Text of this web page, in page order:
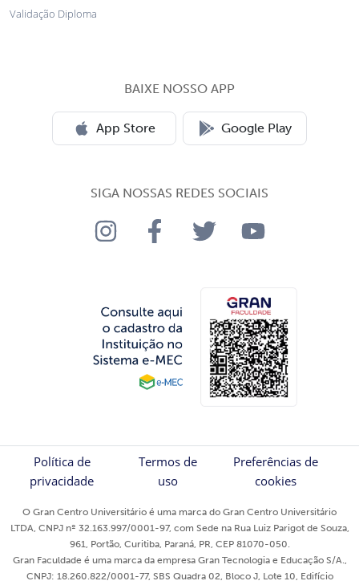
Validação Diploma
BAIXE NOSSO APP
App Store Google Play
SIGA NOSSAS REDES SOCIAIS
Política de
privacidade
Termos de
uso
Preferências de
cookies
O Gran Centro Universitário é uma marca do Gran Centro Universitário
LTDA, CNPJ nº 32.163.997/0001-97, com Sede na Rua Luiz Parigot de Souza,
961, Portão, Curitiba, Paraná, PR, CEP 81070-050.
Gran Faculdade é uma marca da empresa Gran Tecnologia e Educação S/A.,
CNPJ: 18.260.822/0001-77, SBS Quadra 02, Bloco J, Lote 10, Edifício